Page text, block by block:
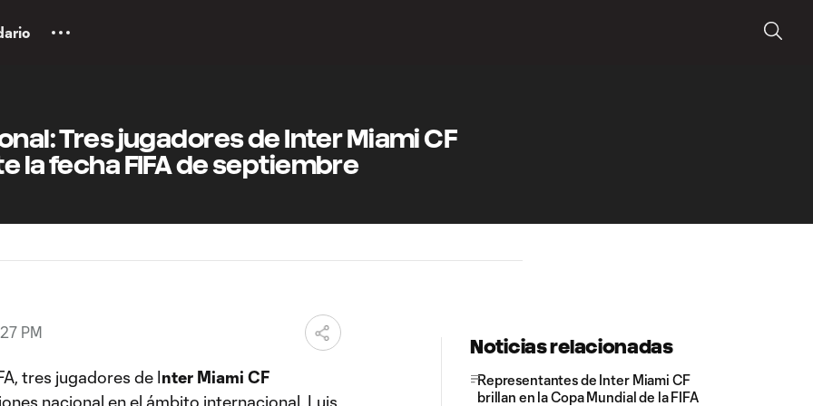
Tres jugadores de Inter Miami CF
la fecha FIFA de septiembre
PM
tres jugadores de Inter Miami CF
nacional en el ámbito internacional, Luis
Noticias relacionadas
Representantes de Inter Miami CF
brillan en la Copa Mundial de la FIFA